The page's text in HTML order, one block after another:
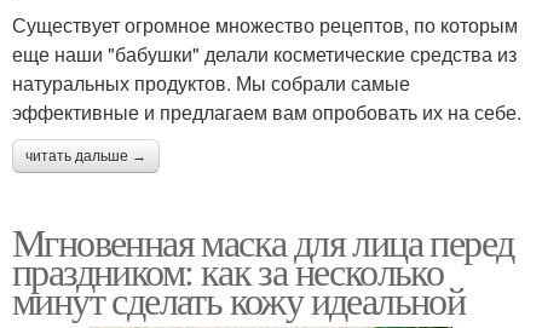
Существует огромное множество рецептов, по которым
еще наши "бабушки" делали косметические средства из
натуральных продуктов. Мы собрали самые
эффективные и предлагаем вам опробовать их на себе.
читать дальше →
Мгновенная маска для лица перед
праздником: как за несколько
минут сделать кожу идеальной